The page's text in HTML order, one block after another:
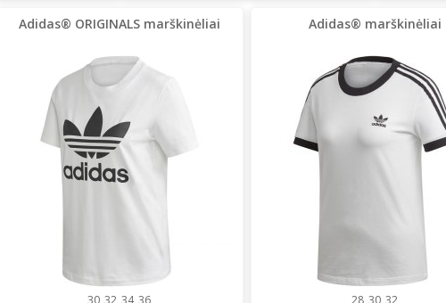
Adidas® ORIGINALS marškinėliai
30 32 34 36
Adidas® marškinėliai
28 30 32